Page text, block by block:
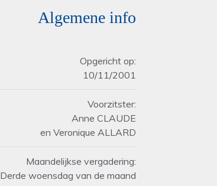
Algemene info
Opgericht op:
10/11/2001
Voorzitster:
Anne CLAUDE
en Veronique ALLARD
Maandelijkse vergadering:
Derde woensdag van de maand